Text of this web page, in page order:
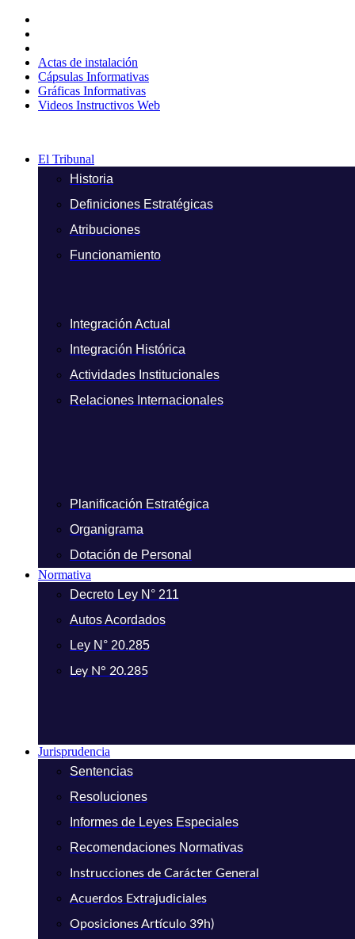
contenido
Actas de instalación
Cápsulas Informativas
Gráficas Informativas
Videos Instructivos Web
El Tribunal
Historia
Definiciones Estratégicas
Atribuciones
Funcionamiento
Integración Actual
Integración Histórica
Actividades Institucionales
Relaciones Internacionales
Planificación Estratégica
Organigrama
Dotación de Personal
Normativa
Decreto Ley N° 211
Autos Acordados
Ley N° 20.285
Ley N° 20.285
Jurisprudencia
Sentencias
Resoluciones
Informes de Leyes Especiales
Recomendaciones Normativas
Instrucciones de Carácter General
Acuerdos Extrajudiciales
Oposiciones Artículo 39h)